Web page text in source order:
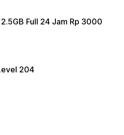
Full 24 Jam Rp 3000
204